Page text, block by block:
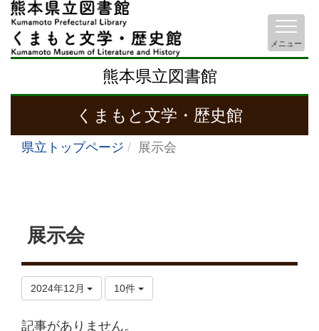
熊本県立図書館
くまもと文学・歴史館
メニュー
県立トップページ 展示会
展示会
2024年12月 10件
記事がありません。